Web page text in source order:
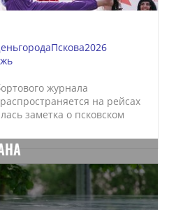
журнала
на рейсах
заметка о псковском